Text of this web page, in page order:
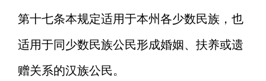
第十七条本规定适用于本州各少数民族，也
适用于同少数民族公民形成婚姻、扶养或遗
赠关系的汉族公民。